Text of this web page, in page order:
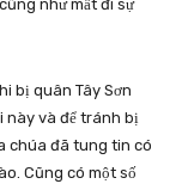
như mất đi sự
bị quân Tây Sơn
này và để tránh bị
chúa đã tung tin có
Cũng có một số